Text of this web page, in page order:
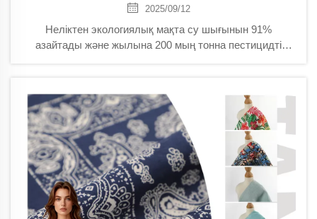
2025/09/12
Неліктен экологиялық мақта су шығынын 91%
азайтады және жылына 200 мың тонна пестицидті
тұрақты артықшылықтарын зерттеңіз.